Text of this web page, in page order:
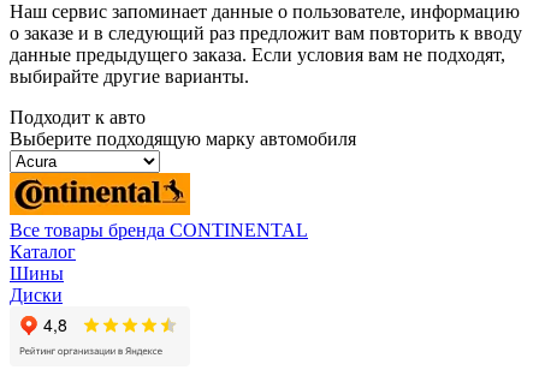
Наш сервис запоминает данные о пользователе, информацию
о заказе и в следующий раз предложит вам повторить к вводу
данные предыдущего заказа. Если условия вам не подходят,
выбирайте другие варианты.
Подходит к авто
Выберите подходящую марку автомобиля
Все товары бренда CONTINENTAL
Каталог
Шины
Диски